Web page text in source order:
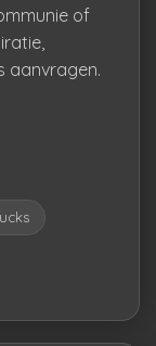
of
aanvragen.